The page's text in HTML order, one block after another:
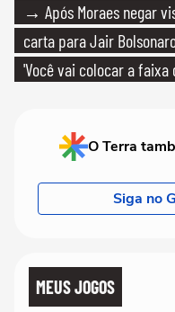
→ Após Moraes negar
carta para Jair
'Você vai colocar a faixa
O Terra
Siga no
MEUS JOGOS